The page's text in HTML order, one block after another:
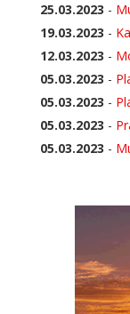
25.03.2023 -
19.03.2023 -
12.03.2023 -
05.03.2023 -
05.03.2023 -
05.03.2023 -
05.03.2023 -